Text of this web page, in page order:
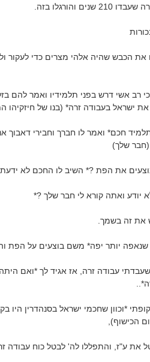
והורגלו בזה.
הכבש שהיה אלהי מצרים כדי לעקור
רב אשי דרש בפני תלמידיו ואמר להם
ישראל בעבודה זרה* (בנו של חיזקיהו
חכם* ואמר לו חברך וחבירי דאבוך
(חבר שלך)
את הפת ?* השיב לו החכם לא
ואתה קורא לי חבר שלך ?*
את זה בשמך.
שנאפה יותר יפה* משם בוצעים על הפת
שעבדתי עבודה זרה, אז אגיד לך *ואם
*וכוון שחכמי ישראל בסנהדרין היו
הכישוף),
את ע"ז, והתפללו לה' לבטל כוח עבודה